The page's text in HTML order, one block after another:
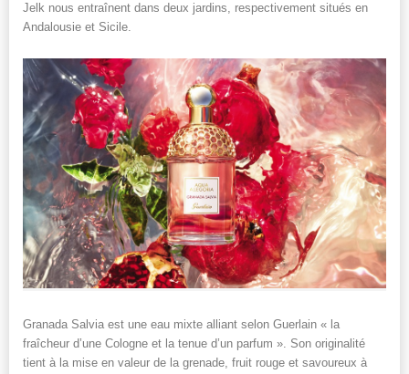
Jelk nous entraînent dans deux jardins, respectivement situés en
Andalousie et Sicile.
Granada Salvia est une eau mixte alliant selon Guerlain « la
fraîcheur d’une Cologne et la tenue d’un parfum ». Son originalité
tient à la mise en valeur de la grenade, fruit rouge et savoureux à